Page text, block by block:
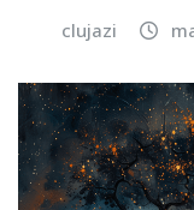
clujazi